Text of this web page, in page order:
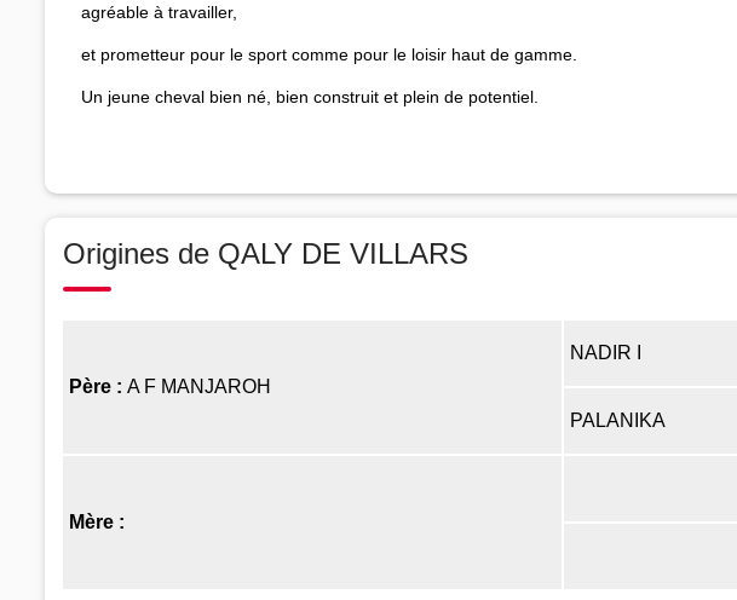
agréable à travailler,
et prometteur pour le sport comme pour le loisir haut de gamme.
Un jeune cheval bien né, bien construit et plein de potentiel.
Origines de QALY DE VILLARS
Père : A F MANJAROH
NADIR I
PALANIKA
Mère :